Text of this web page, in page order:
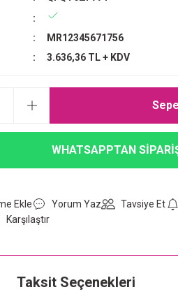
MR12345671756
3.636,36 TL + KDV
WHATSAPPTAN
Yorum Yaz Tavsiye Et
Karşılaştır
Taksit Seçenekleri